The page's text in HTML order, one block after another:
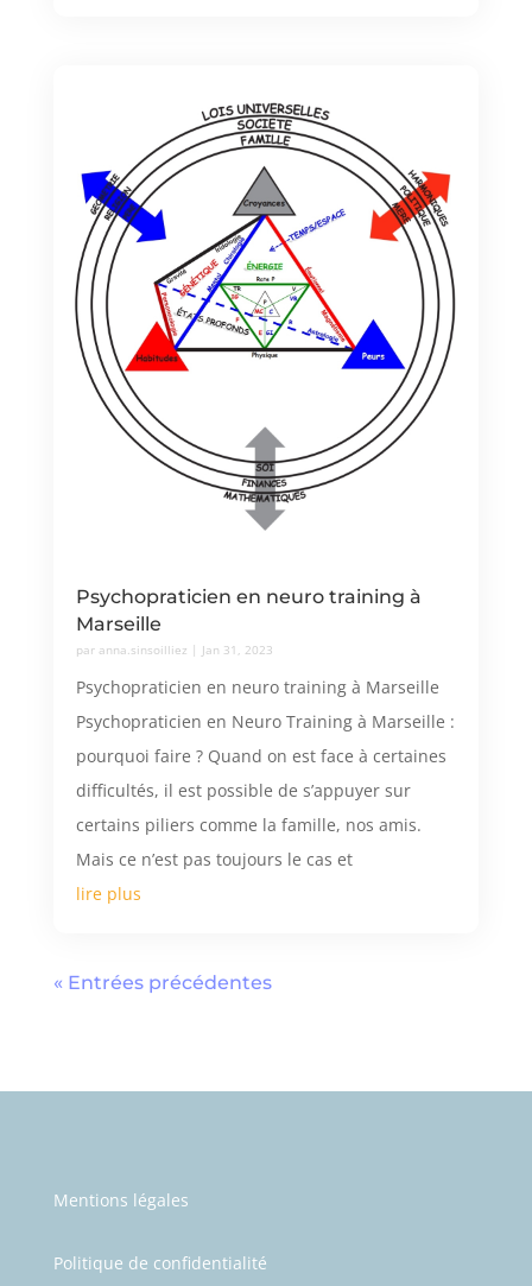
Psychopraticien en neuro training à
Marseille
par anna.sinsoilliez | Jan 31, 2023
Psychopraticien en neuro training à Marseille
Psychopraticien en Neuro Training à Marseille :
pourquoi faire ? Quand on est face à certaines
difficultés, il est possible de s’appuyer sur
certains piliers comme la famille, nos amis.
Mais ce n’est pas toujours le cas et
lire plus
« Entrées précédentes
Mentions légales
Politique de confidentialité